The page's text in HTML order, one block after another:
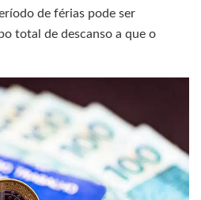
de férias pode ser
total de descanso a que o